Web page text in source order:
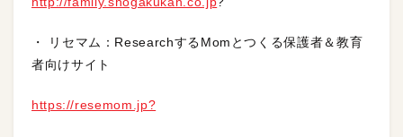
・ リセマム：ResearchするMomとつくる保護者＆教育
者向けサイト
https://resemom.jp?